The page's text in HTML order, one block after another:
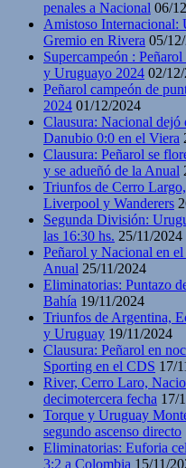
penales a Nacional 06/
Amistoso Internacional:
Gremio en Rivera 05/
Supercampeón :
y Uruguayo 2024 02/
Peñarol campeón de
2024 01/12/2024
Clausura: Nacional dejó
Danubio 0:0 en el Viera
Clausura: Peñarol se
y se adueñó de la Anual
Triunfos de Cerro
Liverpool y Wanderers
Segunda División:
las 16:30 hs. 25/11/2024
Peñarol y Nacional en
Anual 25/11/2024
Eliminatorias: Puntazo
Bahía 19/11/2024
Triunfos de Argentina,
y Uruguay 19/11/2024
Clausura: Peñarol en
Sporting en el CDS 17/
River, Cerro Laro,
decimotercera fecha 17/
Torque y Uruguay
segundo ascenso directo
Eliminatorias: Euforia
3:2 a Colombia 15/11/